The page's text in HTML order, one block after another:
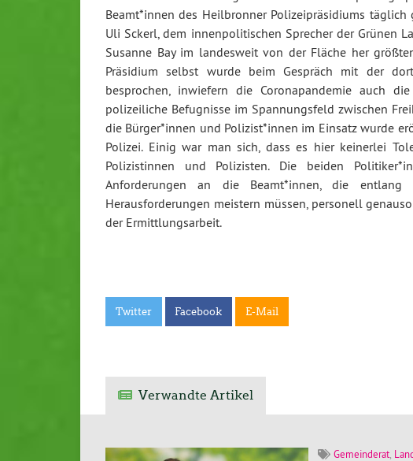
Beamt*innen des Heilbronner Polizeipräsidiums
Uli Sckerl, dem innenpolitischen Sprecher der Grünen
Susanne Bay im landesweit von der Fläche her
Präsidium selbst wurde beim Gespräch mit der
besprochen, inwiefern die Coronapandemie auch
polizeiliche Befugnisse im Spannungsfeld zwischen
die Bürger*innen und Polizist*innen im Einsatz wurde
Polizei. Einig war man sich, dass es hier keinerlei
Polizistinnen und Polizisten. Die beiden
Anforderungen an die Beamt*innen, die entlang
Herausforderungen meistern müssen, personell
der Ermittlungsarbeit.
Twitter Facebook E-Mail
Verwandte Artikel
Gemeinderat,